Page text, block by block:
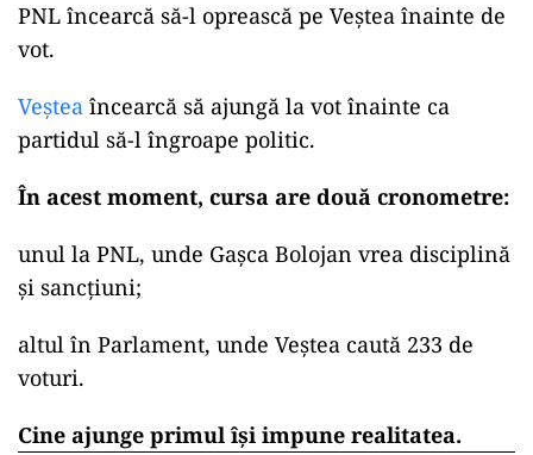
PNL încearcă să-l oprească pe Veștea înainte de
vot.
Veștea încearcă să ajungă la vot înainte ca
partidul să-l îngroape politic.
În acest moment, cursa are două cronometre:
unul la PNL, unde Gașca Bolojan vrea disciplină
și sancțiuni;
altul în Parlament, unde Veștea caută 233 de
voturi.
Cine ajunge primul își impune realitatea.